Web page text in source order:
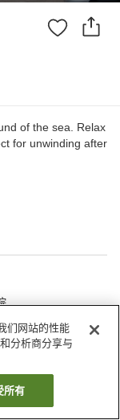
of the sea. Relax
for unwinding after
们网站的性能
分析商分享与
所有